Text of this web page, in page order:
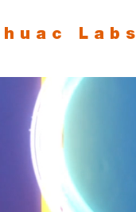
Labs